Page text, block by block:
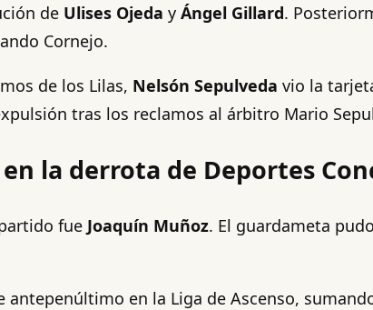
de Ulises Ojeda y Ángel Gillard.
Cornejo.
de los Lilas, Nelsón Sepulveda vio la
tras los reclamos al árbitro Mario
la derrota de Deportes
fue Joaquín Muñoz. El guardameta
en la Liga de Ascenso,